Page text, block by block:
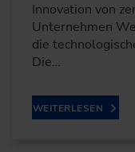
Innovation von
Unternehmen
die
Die…
WEITERLESEN